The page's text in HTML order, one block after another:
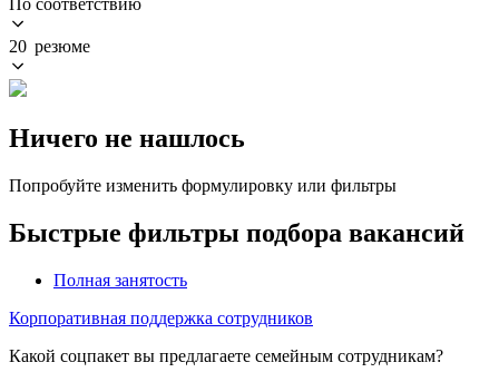
20 резюме
Ничего не нашлось
Попробуйте изменить формулировку или фильтры
Быстрые фильтры подбора вакансий
Полная занятость
Корпоративная поддержка сотрудников
Какой соцпакет вы предлагаете семейным сотрудникам?